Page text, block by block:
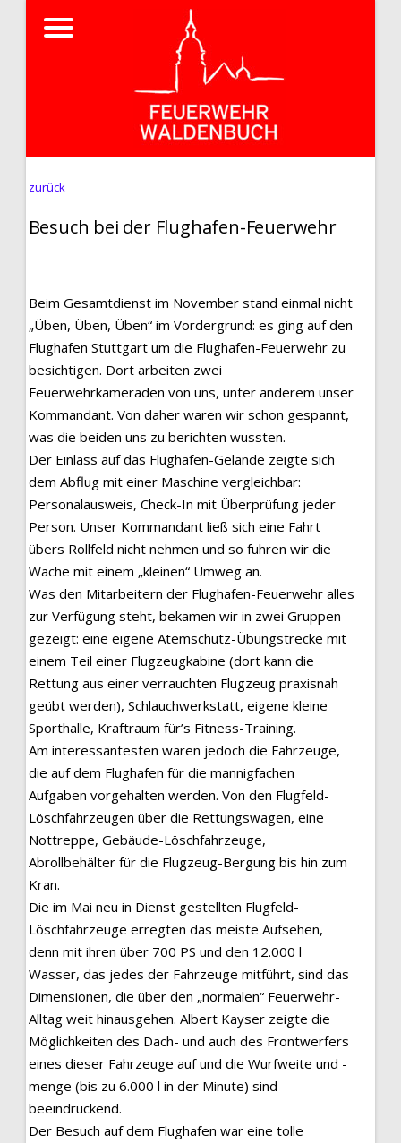
zurück
Besuch bei der Flughafen-Feuerwehr
Beim Gesamtdienst im November stand einmal nicht
„Üben, Üben, Üben“ im Vordergrund: es ging auf den
Flughafen Stuttgart um die Flughafen-Feuerwehr zu
besichtigen. Dort arbeiten zwei
Feuerwehrkameraden von uns, unter anderem unser
Kommandant. Von daher waren wir schon gespannt,
was die beiden uns zu berichten wussten.
Der Einlass auf das Flughafen-Gelände zeigte sich
dem Abflug mit einer Maschine vergleichbar:
Personalausweis, Check-In mit Überprüfung jeder
Person. Unser Kommandant ließ sich eine Fahrt
übers Rollfeld nicht nehmen und so fuhren wir die
Wache mit einem „kleinen“ Umweg an.
Was den Mitarbeitern der Flughafen-Feuerwehr alles
zur Verfügung steht, bekamen wir in zwei Gruppen
gezeigt: eine eigene Atemschutz-Übungstrecke mit
einem Teil einer Flugzeugkabine (dort kann die
Rettung aus einer verrauchten Flugzeug praxisnah
geübt werden), Schlauchwerkstatt, eigene kleine
Sporthalle, Kraftraum für’s Fitness-Training.
Am interessantesten waren jedoch die Fahrzeuge,
die auf dem Flughafen für die mannigfachen
Aufgaben vorgehalten werden. Von den Flugfeld-
Löschfahrzeugen über die Rettungswagen, eine
Nottreppe, Gebäude-Löschfahrzeuge,
Abrollbehälter für die Flugzeug-Bergung bis hin zum
Kran.
Die im Mai neu in Dienst gestellten Flugfeld-
Löschfahrzeuge erregten das meiste Aufsehen,
denn mit ihren über 700 PS und den 12.000 l
Wasser, das jedes der Fahrzeuge mitführt, sind das
Dimensionen, die über den „normalen“ Feuerwehr-
Alltag weit hinausgehen. Albert Kayser zeigte die
Möglichkeiten des Dach- und auch des Frontwerfers
eines dieser Fahrzeuge auf und die Wurfweite und -
menge (bis zu 6.000 l in der Minute) sind
beeindruckend.
Der Besuch auf dem Flughafen war eine tolle